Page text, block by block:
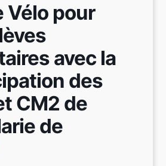
Vélo pour
avec la
des
CM2 de
de